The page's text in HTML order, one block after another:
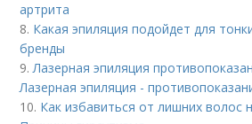
артрита
8. Какая эпиляция подойдет для
бренды
9.Лазерная эпиляция
Лазерная эпиляция -
10. Как избавиться от лишних волос